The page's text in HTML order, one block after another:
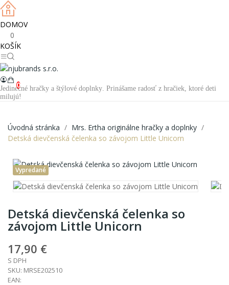
DOMOV
0
KOŠÍK
0
Jedinečné hračky a štýlové doplnky. Prinášame radosť z hračiek, ktoré deti
milujú!
Úvodná stránka
Mrs. Ertha originálne hračky a doplnky
Detská dievčenská čelenka so závojom Little Unicorn
Vypredané
Detská dievčenská čelenka so
závojom Little Unicorn
17,90 €
S DPH
SKU: MRSE202510
EAN: